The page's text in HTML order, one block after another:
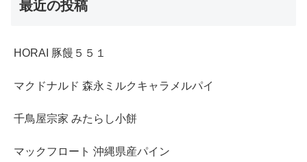
最近の投稿
HORAI 豚饅５５１
マクドナルド 森永ミルクキャラメルパイ
千鳥屋宗家 みたらし小餅
マックフロート 沖縄県産パイン